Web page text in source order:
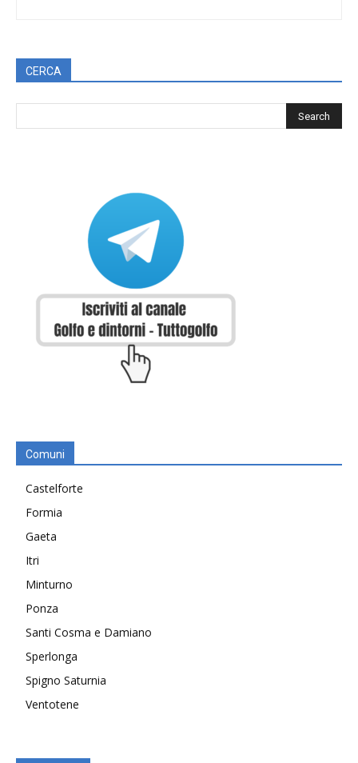
CERCA
Comuni
Castelforte
Formia
Gaeta
Itri
Minturno
Ponza
Santi Cosma e Damiano
Sperlonga
Spigno Saturnia
Ventotene